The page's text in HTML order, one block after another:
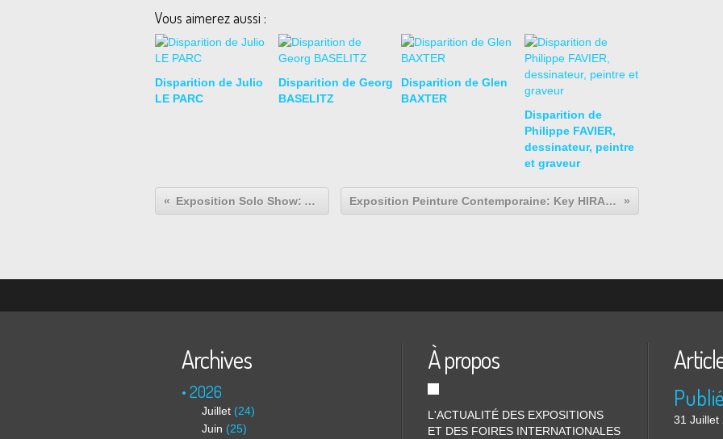
Vous aimerez aussi :
Disparition de Julio
LE PARC
Disparition de Georg
BASELITZ
Disparition de Glen
BAXTER
Disparition de
Philippe FAVIER,
dessinateur, peintre
et graveur
Exposition Solo Show: Allen JONES Exposition Peinture Contemporaine: Key HIRAGA, Paris 1964-1974
Archives
2026
Juillet (24)
Juin (25)
À propos
L'ACTUALITÉ DES EXPOSITIONS
ET DES FOIRES INTERNATIONALES
31 Juillet